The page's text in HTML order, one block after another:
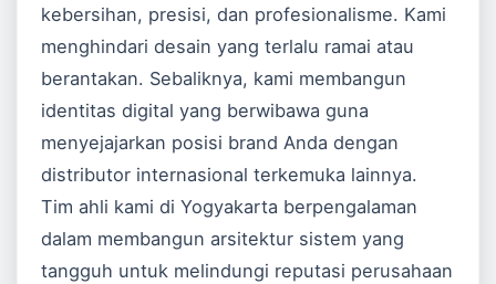
kebersihan, presisi, dan profesionalisme. Kami
menghindari desain yang terlalu ramai atau
berantakan. Sebaliknya, kami membangun
identitas digital yang berwibawa guna
menyejajarkan posisi brand Anda dengan
distributor internasional terkemuka lainnya.
Tim ahli kami di Yogyakarta berpengalaman
dalam membangun arsitektur sistem yang
tangguh untuk melindungi reputasi perusahaan